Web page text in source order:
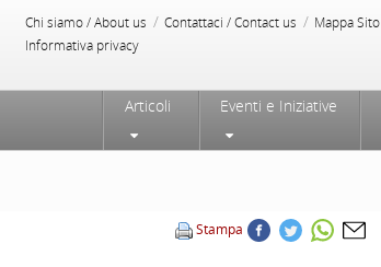
Chi siamo / About us / Contattaci / Contact us / Mappa Sito
Informativa privacy
Articoli Eventi e Iniziative
Stampa